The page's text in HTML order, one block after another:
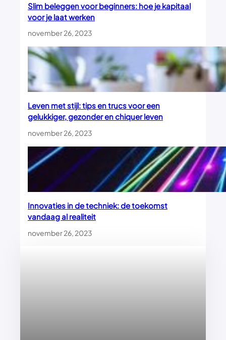
Slim beleggen voor beginners: hoe je kapitaal
voor je laat werken
november 26, 2023
Leven met stijl: tips en trucs voor een
gelukkiger, gezonder en chiquer leven
november 26, 2023
Innovaties in de techniek: de toekomst
vandaag al realiteit
november 26, 2023